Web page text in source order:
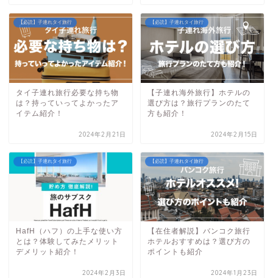
【必読】子連れタイ旅行
タイ子連れ旅行必要な持ち物
は？持っていってよかったア
イテム紹介！
2024年2月21日
【必読】子連れタイ旅行
【子連れ海外旅行】ホテルの
選び方は？旅行プランのたて
方も紹介！
2024年2月15日
【必読】子連れタイ旅行
HafH（ハフ）の上手な使い方
とは？体験してみたメリット
デメリット紹介！
2024年2月3日
【必読】子連れタイ旅行
【在住者解説】バンコク旅行
ホテルおすすめは？選び方の
ポイントも紹介
2024年1月23日